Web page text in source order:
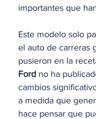
importantes que
Este modelo solo
el auto de carreras
pusieron en la
Ford no ha
cambios
a medida que
hace pensar que